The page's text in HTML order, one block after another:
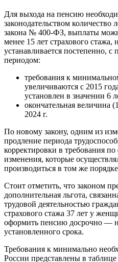
Для выхода на пенсию
законодательством количество
закона № 400-ФЗ, выплаты
менее 15 лет страхового стажа,
устанавливается постепенно,
периодом:
требования к
увеличиваются с 2015
установлен в значении 6
окончательная величина
2024 г.
По новому закону, одним из
продление периода
корректировки в требования
изменения, которые
производиться в том же
Стоит отметить, что законом
дополнительная льгота,
трудовой деятельностью
страхового стажа 37 лет у
оформить пенсию досрочно —
установленного срока.
Требования к минимально
России представлены в